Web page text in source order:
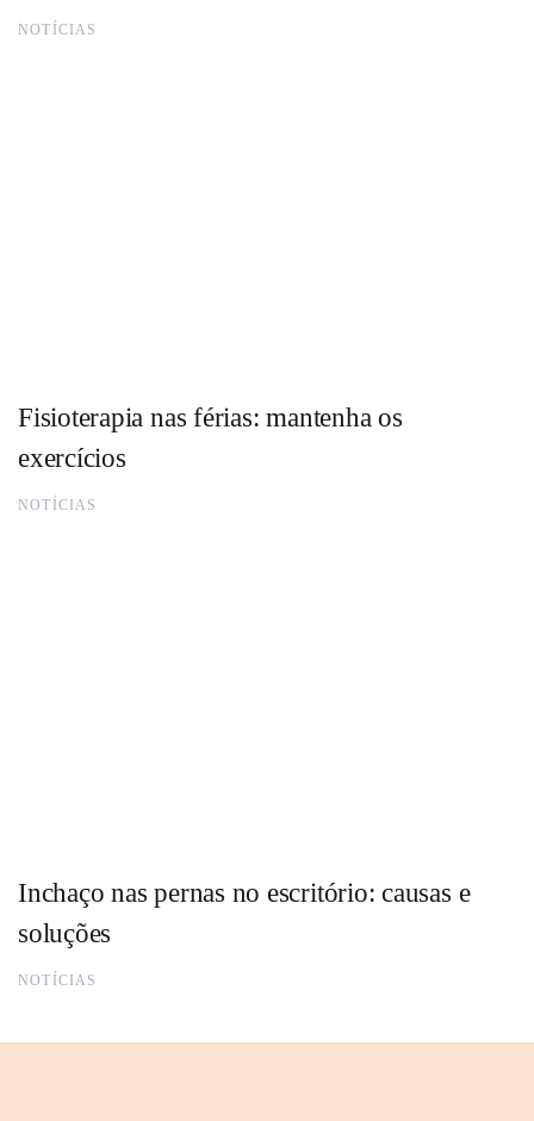
NOTÍCIAS
Fisioterapia nas férias: mantenha os
exercícios
NOTÍCIAS
Inchaço nas pernas no escritório: causas e
soluções
NOTÍCIAS